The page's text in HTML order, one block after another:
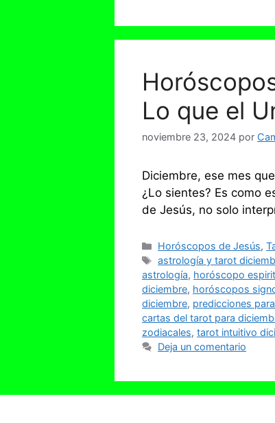
Lo que el
noviembre 23, 2024 por
Diciembre, ese mes
¿Lo sientes? Es como
de Jesús, no solo
Categorías
Horóscopos de Jesús,
Etiquetas
astrología y tarot
astrología, horóscopo
diciembre, horóscopos
diciembre, predicciones
cartas del tarot para
zodiacales, tarot intuitivo
Deja un comentario